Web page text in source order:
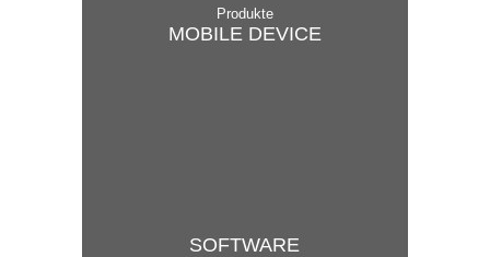
Produkte
MOBILE ­DEVICE
SOFT­WARE